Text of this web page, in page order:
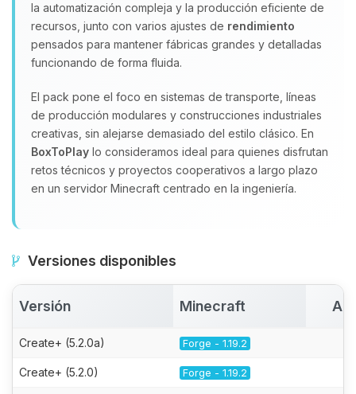
la automatización compleja y la producción eficiente de
recursos, junto con varios ajustes de rendimiento
pensados para mantener fábricas grandes y detalladas
funcionando de forma fluida.
El pack pone el foco en sistemas de transporte, líneas
de producción modulares y construcciones industriales
creativas, sin alejarse demasiado del estilo clásico. En
BoxToPlay lo consideramos ideal para quienes disfrutan
retos técnicos y proyectos cooperativos a largo plazo
en un servidor Minecraft centrado en la ingeniería.
Versiones disponibles
Versión Minecraft
Create+ (5.2.0a) Forge - 1.19.2
Create+ (5.2.0) Forge - 1.19.2